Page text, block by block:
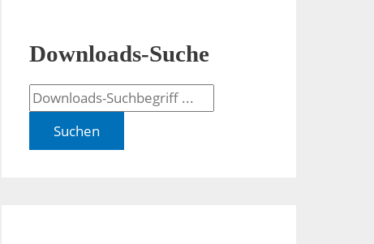
Downloads-Suche
Suchen